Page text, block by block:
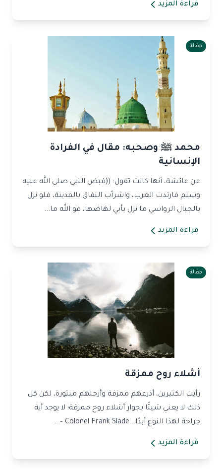
قراءة المزيد
مقالة
محمد ﷺ وصحبه: مقال في الفرادة
الإنسانية
عن عائشة، أنها كانت تقول: ((قبض النبي صلى الله عليه
وسلم فارتدت العرب، واشرأب النفاق بالمدينة، فلو نزل
بالجبال الرواسي ما نزل بأبي لهَاضها، فو الله ما...
قراءة المزيد
مقالة
أشلاء روح ممزقة
رأيت الكثيرين، أذرعهم ممزقة وأرجلهم مبتورة، لكن كل
ذلك لا يعني شيئًا بجوار أشلاء روح ممزقة؛ لا يوجد أية
جراحة لهذا النوع أبدًا.. Colonel Frank Slade –...
قراءة المزيد